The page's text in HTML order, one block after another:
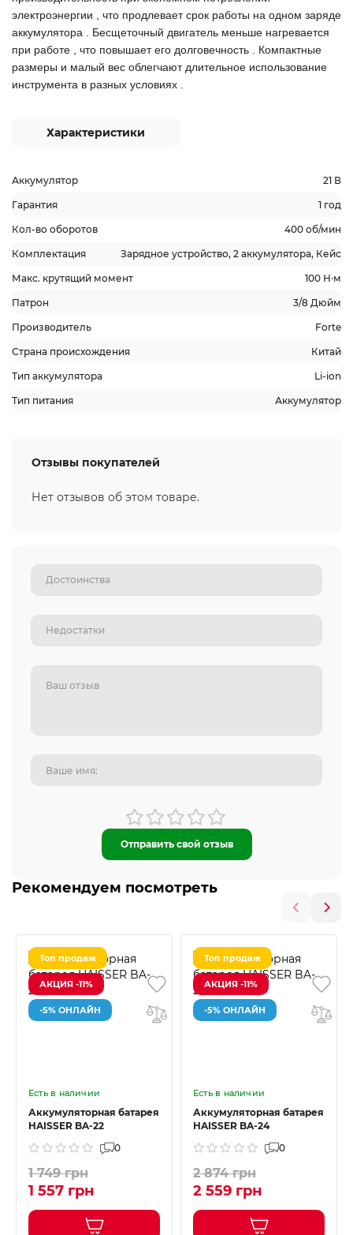
электроэнергии
что продлевает срок работы на одном заряде
аккумулятора
Бесщеточный двигатель меньше нагревается
при работе что повышает его долговечность
Компактные
размеры и малый вес облегчают длительное использование
инструмента в разных условиях
Характеристики
Аккумулятор 21 В
Гарантия 1 год
Кол-во оборотов 400 об/мин
Комплектация Зарядное устройство, 2 аккумулятора, Кейс
Макс. крутящий момент 100 Н·м
Патрон 3/8 Дюйм
Производитель Forte
Страна происхождения Китай
Тип аккумулятора Li-ion
Тип питания Аккумулятор
Отзывы покупателей
Нет отзывов об этом товаре.
Отправить свой отзыв
Рекомендуем посмотреть
Топ продаж
АКЦИЯ -11%
-5% ОНЛАЙН
Есть в наличии
Аккумуляторная батарея
HAISSER BA-22
0
1 749 грн
1 557 грн
Топ продаж
АКЦИЯ -11%
-5% ОНЛАЙН
Есть в наличии
Аккумуляторная батарея
HAISSER BA-24
0
2 874 грн
2 559 грн